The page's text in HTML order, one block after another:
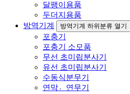
달팽이용품
두더지용품
방역기계
방역기계 하위분류 열기
포충기
포충기 소모품
무선 초미립분사기
유선 초미립분사기
수동식분무기
연막연〮무기